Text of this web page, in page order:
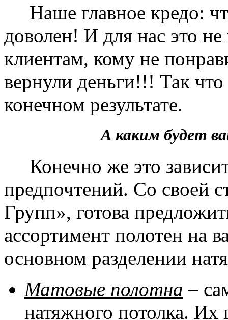
Наше главное кредо:
доволен! И для нас это
клиентам, кому не
вернули деньги!!! Так
конечном результате.
А каким будет
Конечно же это
предпочтений. Со своей
Групп», готова
ассортимент полотен на
основном разделении
Матовые полотна –
натяжного потолка. Их